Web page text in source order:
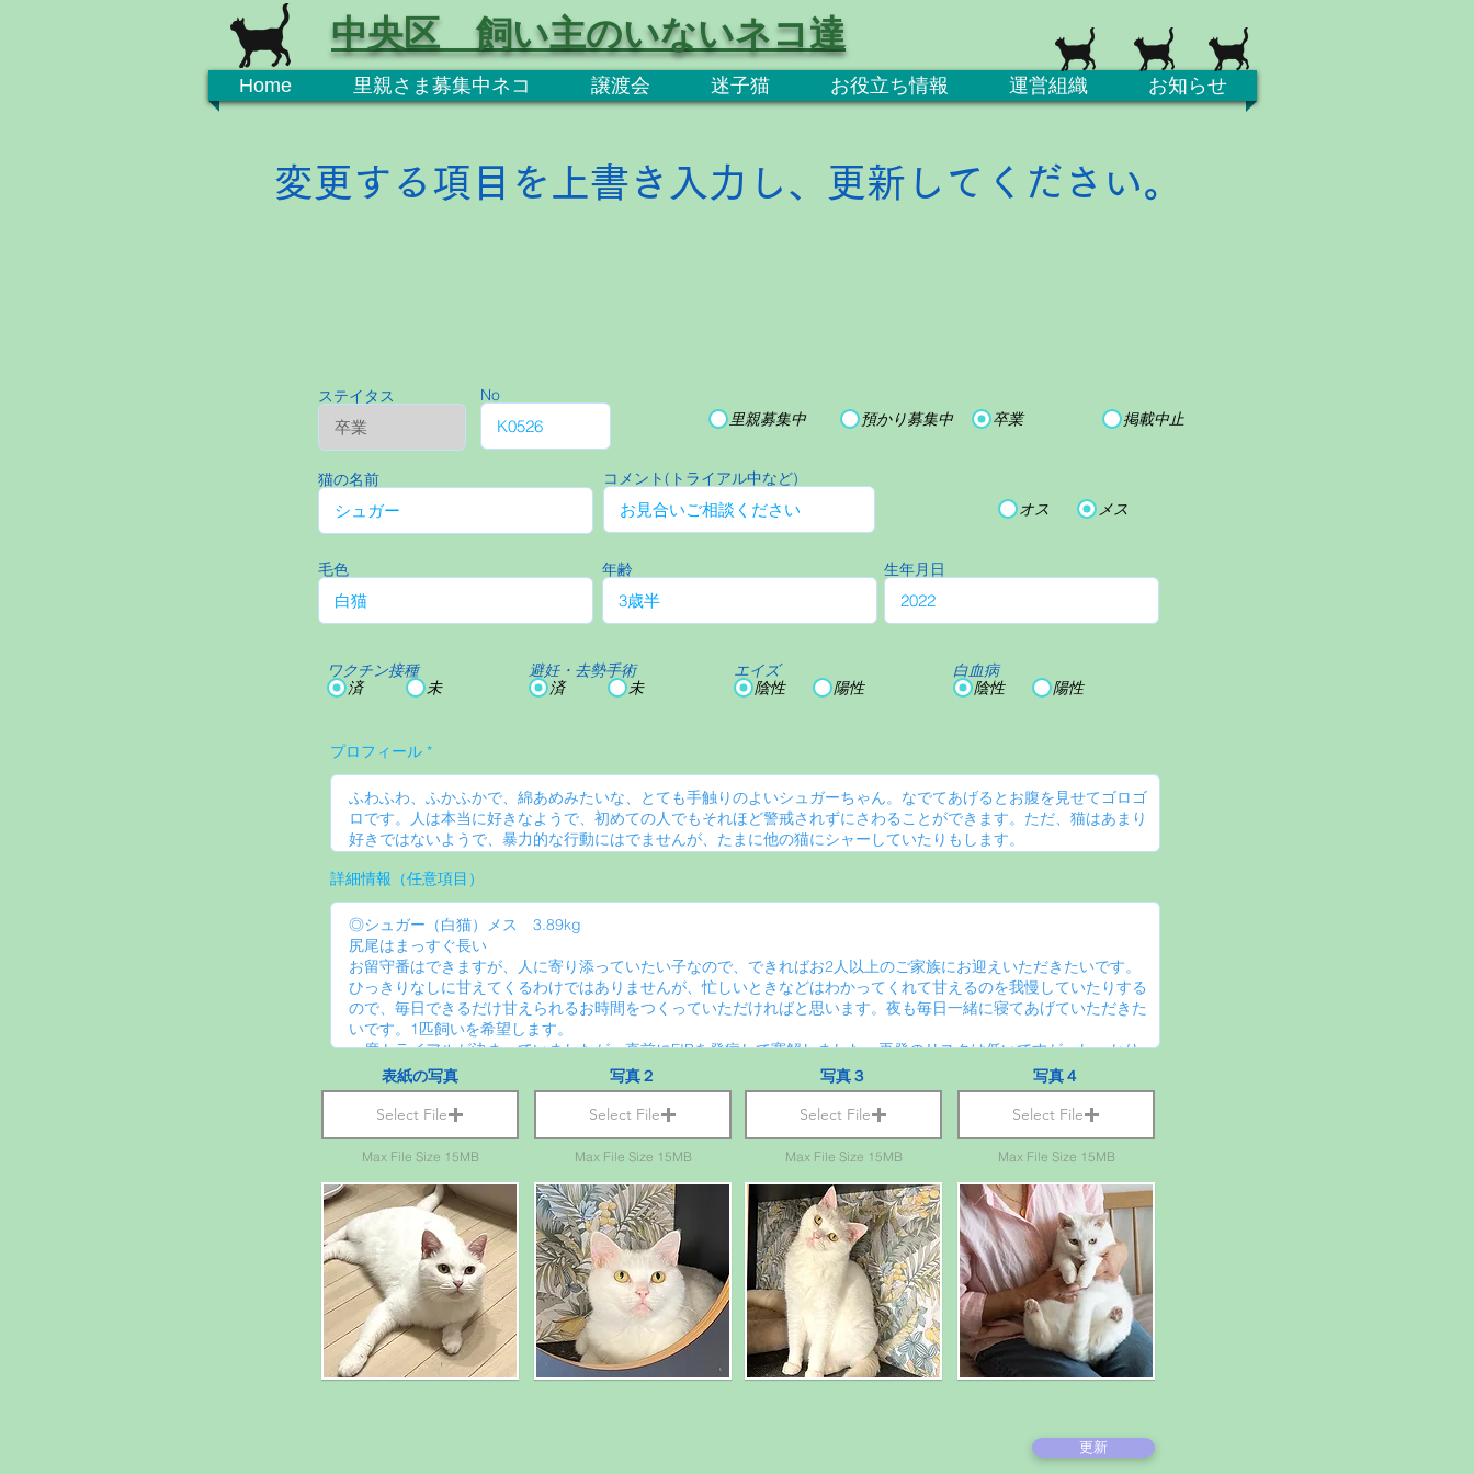
Home 里親さま募集中ネコ 譲渡会 迷子猫 お役立ち情報 運営組織 お知らせ
中央区 飼い主のいないネコ達
変更する項目を上書き入力し、更新してください。
ステイタス No
里親募集中 預かり募集中 卒業 掲載中止
猫の名前 コメント(トライアル中など)
オス メス
毛色 年齢 生年月日
ワクチン接種
済
未
避妊・去勢手術
済
未
エイズ
陰性
陽性
白血病
陰性
陽性
プロフィール
詳細情報（任意項目）
表紙の写真
Select File
Max File Size 15MB
写真２
Select File
Max File Size 15MB
写真３
Select File
Max File Size 15MB
写真４
Select File
Max File Size 15MB
更新